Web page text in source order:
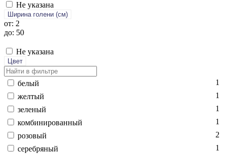
Не указана
Ширина голени (см)
от: 2
до: 50
Не указана
Цвет
бе­лый
1
жел­тый
1
зе­леный
1
ком­би­ниро­ван­ный
1
ро­зовый
2
се­реб­ря­ный
1